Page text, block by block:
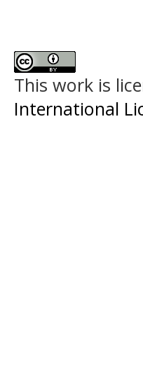
This work is
International